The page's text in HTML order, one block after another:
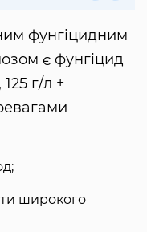
фунгіцидним
є фунгіцид
, 125 г/л +
широкого